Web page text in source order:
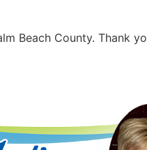
Beach County. Thank